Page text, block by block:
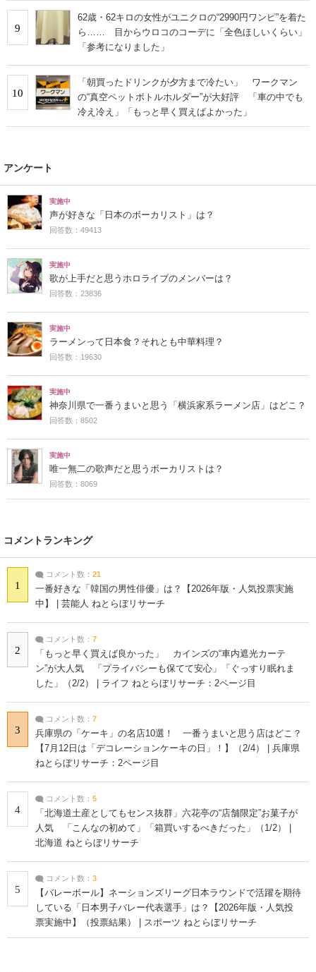
9
62歳・62キロの女性がユニクロの“2990円ワンピ”を着た
ら…… 目からウロコのコーデに「全色ほしいくらい」
「参考になりました」
10
「朝買ったドリンクが夕方まで冷たい」 ワークマン
の“真空ペットボトルホルダー”が大好評 「車の中でも
冷え冷え」「もっと早く買えばよかった」
アンケート
実施中
声が好きな「日本のボーカリスト」は？
回答数：49413
実施中
歌が上手だと思うホロライブのメンバーは？
回答数：23836
実施中
ラーメンって日本食？それとも中華料理？
回答数：19630
実施中
神奈川県で一番うまいと思う「横浜家系ラーメン店」はどこ？
回答数：8502
実施中
唯一無二の歌声だと思うボーカリストは？
回答数：8069
コメントランキング
1
コメント数： 21
一番好きな「韓国の男性俳優」は？【2026年版・人気投票実施
中】 | 芸能人 ねとらぼリサーチ
2
コメント数： 7
「もっと早く買えば良かった」 カインズの“車内遮光カーテ
ン”が大人気 「プライバシーも保てて安心」「ぐっすり眠れま
した」（2/2） | ライフ ねとらぼリサーチ：2ページ目
3
コメント数： 7
兵庫県の「ケーキ」の名店10選！ 一番うまいと思う店はどこ？
【7月12日は「デコレーションケーキの日」！】（2/4） | 兵庫県
ねとらぼリサーチ：2ページ目
4
コメント数： 5
「北海道土産としてもセンス抜群」六花亭の“店舗限定”お菓子が
人気 「こんなの初めて」「箱買いするべきだった」（1/2） |
北海道 ねとらぼリサーチ
5
コメント数： 3
【バレーボール】ネーションズリーグ日本ラウンドで活躍を期待
している「日本男子バレー代表選手」は？【2026年版・人気投
票実施中】（投票結果） | スポーツ ねとらぼリサーチ